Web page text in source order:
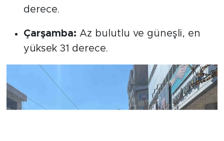
derece.
Çarşamba: Az bulutlu ve güneşli, en
yüksek 31 derece.